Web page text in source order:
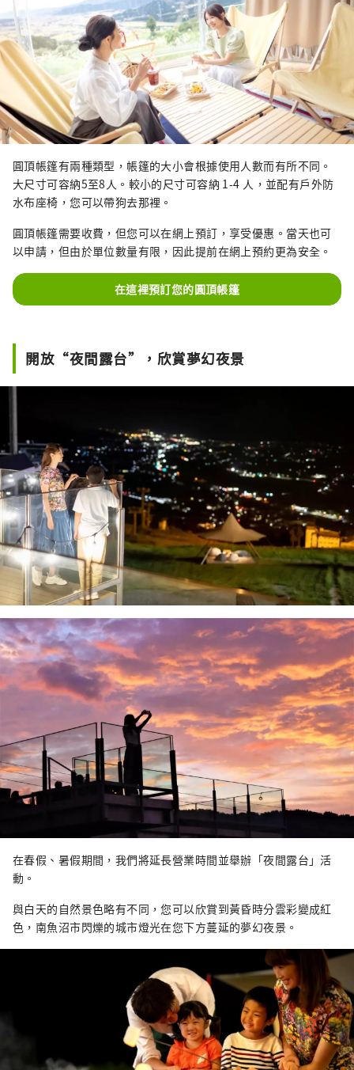
圓頂帳篷有兩種類型，帳篷的大小會根據使用人數而有所不同。
大尺寸可容納5至8人。較小的尺寸可容納 1-4 人，並配有戶外防
水布座椅，您可以帶狗去那裡。
圓頂帳篷需要收費，但您可以在網上預訂，享受優惠。當天也可
以申請，但由於單位數量有限，因此提前在網上預約更為安全。
在這裡預訂您的圓頂帳篷
開放“夜間露台”，欣賞夢幻夜景
在春假、暑假期間，我們將延長營業時間並舉辦「夜間露台」活
動。
與白天的自然景色略有不同，您可以欣賞到黃昏時分雲彩變成紅
色，南魚沼市閃爍的城市燈光在您下方蔓延的夢幻夜景。